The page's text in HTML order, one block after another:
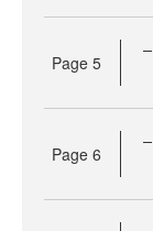
Page 5
Page 6